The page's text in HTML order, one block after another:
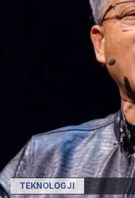
TEKNOLOGJI